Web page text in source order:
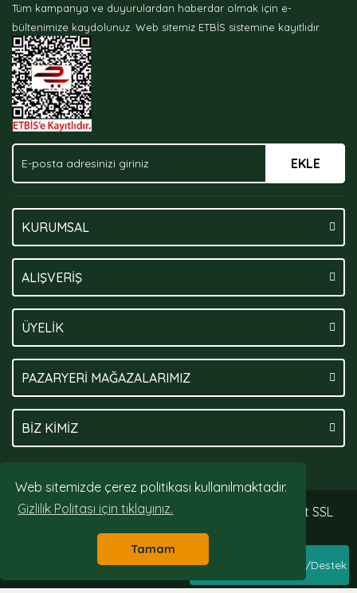
Web sitemizde çerez politikası kullanılmaktadır.
Gizlilik Politası için tıklayınız.
Tamam
Whatsapp Sipariş/Destek
Tüm kampanya ve duyurulardan haberdar olmak için e-
bültenimize kaydolunuz. Web sitemiz ETBİS sistemine kayıtlıdır.
EKLE
KURUMSAL
ALIŞVERİŞ
ÜYELİK
PAZARYERİ MAĞAZALARIMIZ
BİZ KİMİZ
© Tüm hakları saklıdır. Kredi kartı bilgileriniz 256bit SSL
sertifikası ile korunmaktadır.